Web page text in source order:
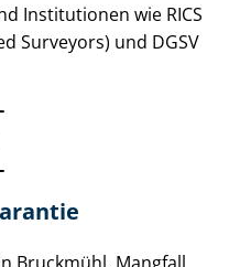
Institutionen wie RICS
Surveyors) und DGSV